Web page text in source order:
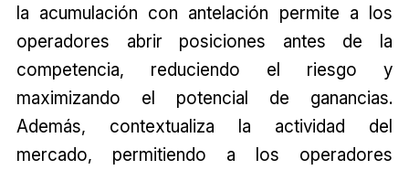
la acumulación con antelación permite a los
operadores abrir posiciones antes de la
competencia, reduciendo el riesgo y
maximizando el potencial de ganancias.
Además, contextualiza la actividad del
mercado, permitiendo a los operadores